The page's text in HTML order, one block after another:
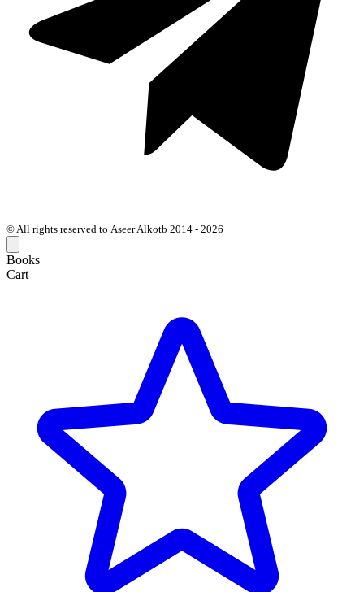
© All rights reserved to Aseer Alkotb 2014 - 2026
Books
Cart